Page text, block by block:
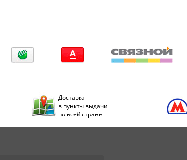
Доставка
в пункты выдачи
по всей стране